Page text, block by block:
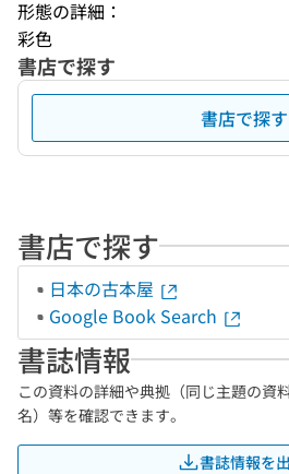
形態の詳細：
彩色
書店で探す
書店で探す
書店で探す
日本の古本屋
Google Book Search
書誌情報
この資料の詳細や典拠（同じ主題の資
名）等を確認できます。
書誌情報を